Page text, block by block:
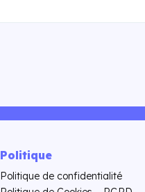
Politique
Politique de confidentialité